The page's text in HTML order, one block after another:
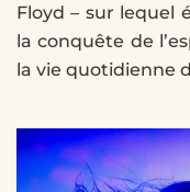
Floyd – sur lequel
la conquête de
la vie quotidienne